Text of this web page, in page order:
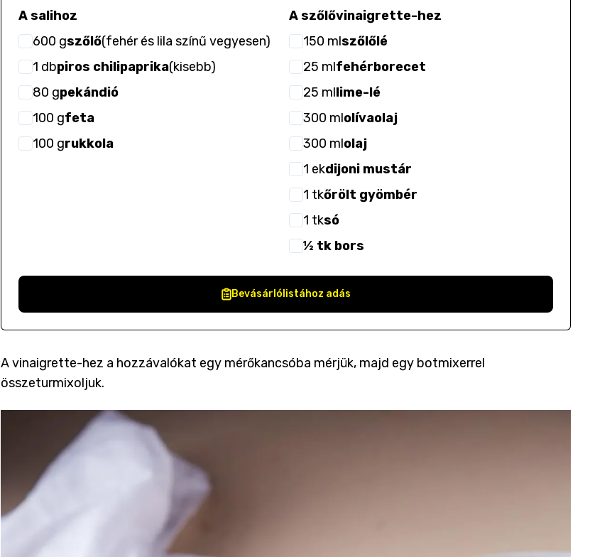
A salihoz
600 gszőlő(fehér és lila színű vegyesen)
1 dbpiros chilipaprika(kisebb)
80 gpekándió
100 gfeta
100 grukkola
A szőlővinaigrette-hez
150 mlszőlőlé
25 mlfehérborecet
25 mllime-lé
300 mlolívaolaj
300 mlolaj
1 ekdijoni mustár
1 tkőrölt gyömbér
1 tksó
½ tk bors
Bevásárlólistához adás
A vinaigrette-hez a hozzávalókat egy mérőkancsóba mérjük, majd egy botmixerrel
összeturmixoljuk.